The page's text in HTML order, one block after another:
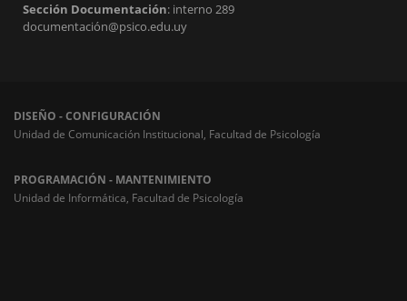
Sección Documentación: interno 289
documentación@psico.edu.uy
DISEÑO - CONFIGURACIÓN
Unidad de Comunicación Institucional, Facultad de Psicología
PROGRAMACIÓN - MANTENIMIENTO
Unidad de Informática, Facultad de Psicología